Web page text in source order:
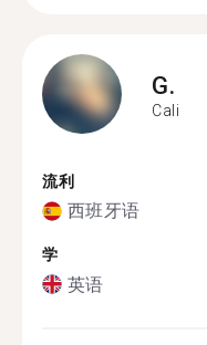
G.
Cali
流利
西班牙语
学
英语